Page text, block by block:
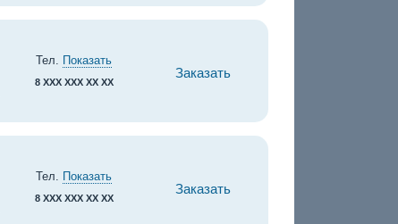
Тел. Показать
8 XXX XXX XX XX
Заказать
Тел. Показать
8 XXX XXX XX XX
Заказать